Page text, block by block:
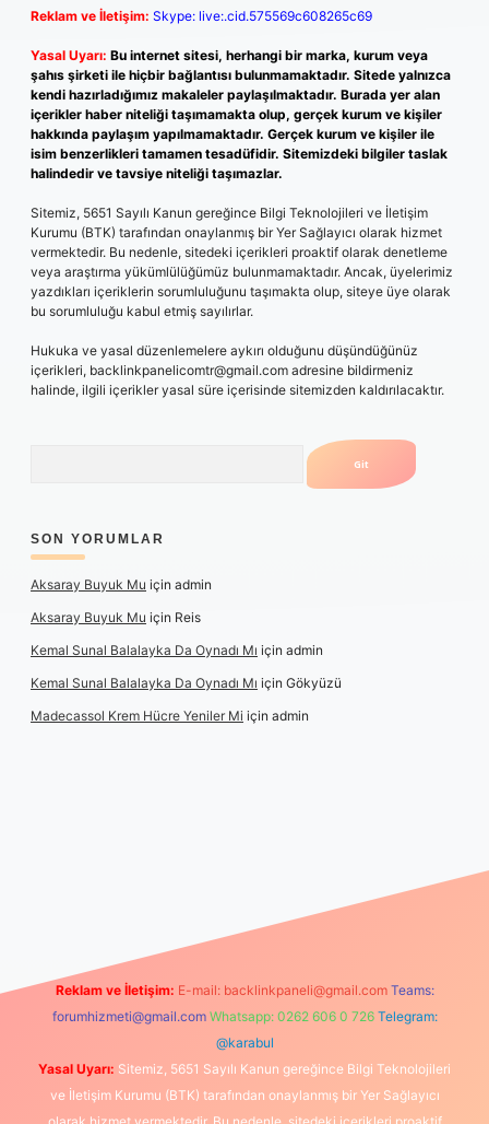
Reklam ve İletişim: Skype: live:.cid.575569c608265c69
Yasal Uyarı: Bu internet sitesi, herhangi bir marka, kurum veya
şahıs şirketi ile hiçbir bağlantısı bulunmamaktadır. Sitede yalnızca
kendi hazırladığımız makaleler paylaşılmaktadır. Burada yer alan
içerikler haber niteliği taşımamakta olup, gerçek kurum ve kişiler
hakkında paylaşım yapılmamaktadır. Gerçek kurum ve kişiler ile
isim benzerlikleri tamamen tesadüfidir. Sitemizdeki bilgiler taslak
halindedir ve tavsiye niteliği taşımazlar.
Sitemiz, 5651 Sayılı Kanun gereğince Bilgi Teknolojileri ve İletişim
Kurumu (BTK) tarafından onaylanmış bir Yer Sağlayıcı olarak hizmet
vermektedir. Bu nedenle, sitedeki içerikleri proaktif olarak denetleme
veya araştırma yükümlülüğümüz bulunmamaktadır. Ancak, üyelerimiz
yazdıkları içeriklerin sorumluluğunu taşımakta olup, siteye üye olarak
bu sorumluluğu kabul etmiş sayılırlar.
Hukuka ve yasal düzenlemelere aykırı olduğunu düşündüğünüz
içerikleri, backlinkpanelicomtr@gmail.com adresine bildirmeniz
halinde, ilgili içerikler yasal süre içerisinde sitemizden kaldırılacaktır.
SON YORUMLAR
Aksaray Buyuk Mu için admin
Aksaray Buyuk Mu için Reis
Kemal Sunal Balalayka Da Oynadı Mı için admin
Kemal Sunal Balalayka Da Oynadı Mı için Gökyüzü
Madecassol Krem Hücre Yeniler Mi için admin
Reklam ve İletişim: E-mail: backlinkpaneli@gmail.com Teams:
forumhizmeti@gmail.com Whatsapp: 0262 606 0 726 Telegram:
@karabul
Yasal Uyarı: Sitemiz, 5651 Sayılı Kanun gereğince Bilgi Teknolojileri
ve İletişim Kurumu (BTK) tarafından onaylanmış bir Yer Sağlayıcı